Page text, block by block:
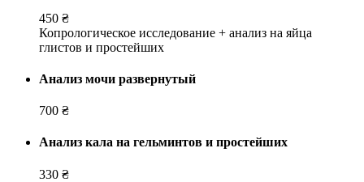
450 ₴
Копрологическое исследование + анализ на яйца
глистов и простейших
Анализ мочи развернутый
700 ₴
Анализ кала на гельминтов и простейших
330 ₴